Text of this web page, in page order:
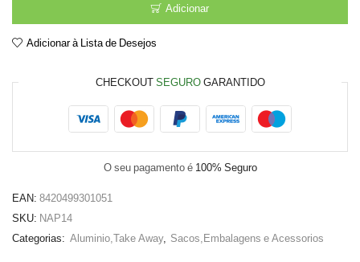
14cm
branco
Adicionar
Adicionar à Lista de Desejos
CHECKOUTSEGUROGARANTIDO
O seu pagamento é 100% Seguro
EAN: 8420499301051
SKU: NAP14
Categorias: Aluminio,Take Away, Sacos,Embalagens e Acessorios